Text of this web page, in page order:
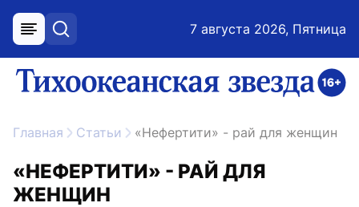
меню поиск 7 августа 2026, Пятница
ссылка на главную
Главная Статьи «Нефертити» - рай для женщин
«НЕФЕРТИТИ» - РАЙ ДЛЯ
ЖЕНЩИН